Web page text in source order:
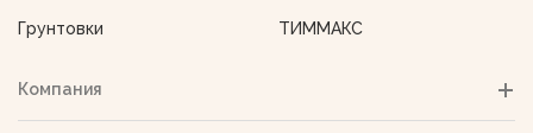
Грунтовки ТИММАКС
Компания